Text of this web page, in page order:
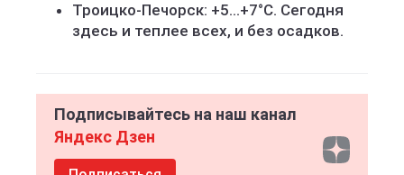
Троицко-Печорск: +5...+7°C. Сегодня
здесь и теплее всех, и без осадков.
Подписывайтесь на наш канал
Яндекс Дзен